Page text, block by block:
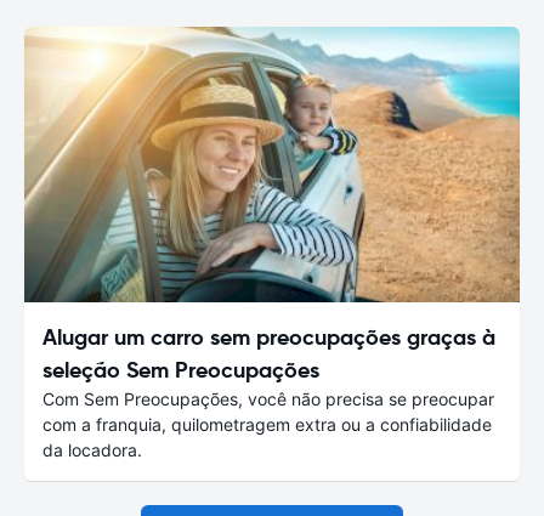
Alugar um carro sem preocupações graças à
seleção Sem Preocupações
Com Sem Preocupações, você não precisa se preocupar
com a franquia, quilometragem extra ou a confiabilidade
da locadora.